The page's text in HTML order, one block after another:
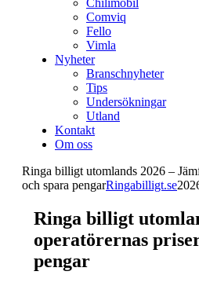
Chilimobil
Comviq
Fello
Vimla
Nyheter
Branschnyheter
Tips
Undersökningar
Utland
Kontakt
Om oss
Ringa billigt utomlands 2026 –
och spara pengarRingabilligt.se
Ringa billigt
operatörernas
pengar